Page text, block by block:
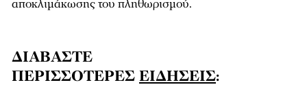
αποκλιμάκωσης του πληθωρισμού.
ΔΙΑΒΑΣΤΕ
ΠΕΡΙΣΣΟΤΕΡΕΣ ΕΙΔΗΣΕΙΣ: